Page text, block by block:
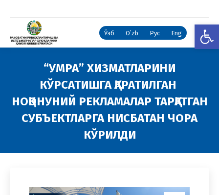
Ўзб Oʻzb Рус Eng
“УМРА” ХИЗМАТЛАРИНИ
КЎРСАТИШГА ҚАРАТИЛГАН
НОҚОНУНИЙ РЕКЛАМАЛАР ТАРҚАТГАН
СУБЪЕКТЛАРГА НИСБАТАН ЧОРА
КЎРИЛДИ